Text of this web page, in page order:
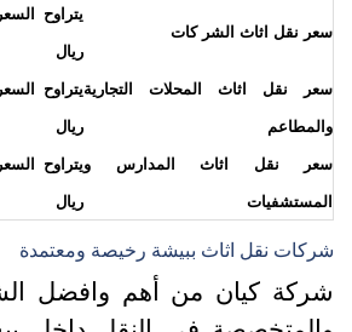
نقل اثاث الشر كات
ريال
نقل اثاث المحلات التجارية
ريال
نقل اثاث المدارس و
ريال
نقل اثاث ببيشة رخيصة ومعتمدة
كيان من أهم وافضل